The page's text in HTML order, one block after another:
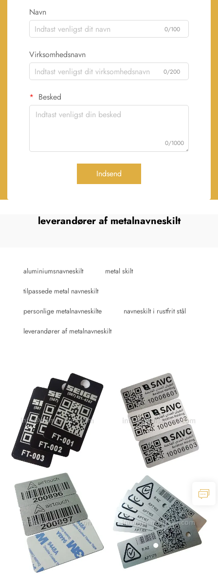
Navn
0/100
Virksomhedsnavn
0/200
Besked
0/1000
Indsend
leverandører af metalnavneskilt
aluminiumsnavneskilt metal skilt
tilpassede metal navneskilt
personlige metalnavneskilte navneskilt i rustfrit stål
leverandører af metalnavneskilt